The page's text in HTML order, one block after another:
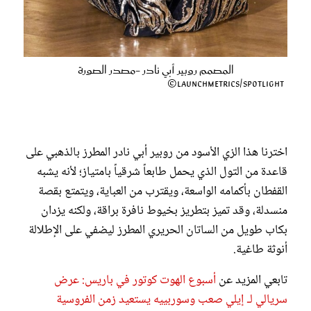
المصمم روبير أبي نادر -مصدر الصورة
Launchmetrics/Spotlight©
اخترنا هذا الزي الأسود من روبير أبي نادر المطرز بالذهبي على
قاعدة من التول الذي يحمل طابعاً شرقياً بامتياز؛ لأنه يشبه
القفطان بأكمامه الواسعة، ويقترب من العباية، ويتمتع بقصة
منسدلة، وقد تميز بتطريز بخيوط نافرة براقة، ولكنه يزدان
بكاب طويل من الساتان الحريري المطرز ليضفي على الإطلالة
أنوثة طاغية.
تابعي المزيد عنأسبوع الهوت كوتور في باريس: عرض
سريالي لـ إيلي صعب وسوربييه يستعيد زمن الفروسية